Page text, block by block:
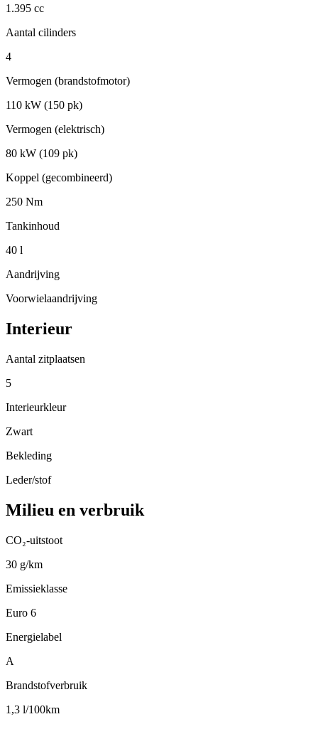
1.395 cc
Aantal cilinders
4
Vermogen (brandstofmotor)
110 kW (150 pk)
Vermogen (elektrisch)
80 kW (109 pk)
Koppel (gecombineerd)
250 Nm
Tankinhoud
40 l
Aandrijving
Voorwielaandrijving
Interieur
Aantal zitplaatsen
5
Interieurkleur
Zwart
Bekleding
Leder/stof
Milieu en verbruik
CO₂-uitstoot
30 g/km
Emissieklasse
Euro 6
Energielabel
A
Brandstofverbruik
1,3 l/100km